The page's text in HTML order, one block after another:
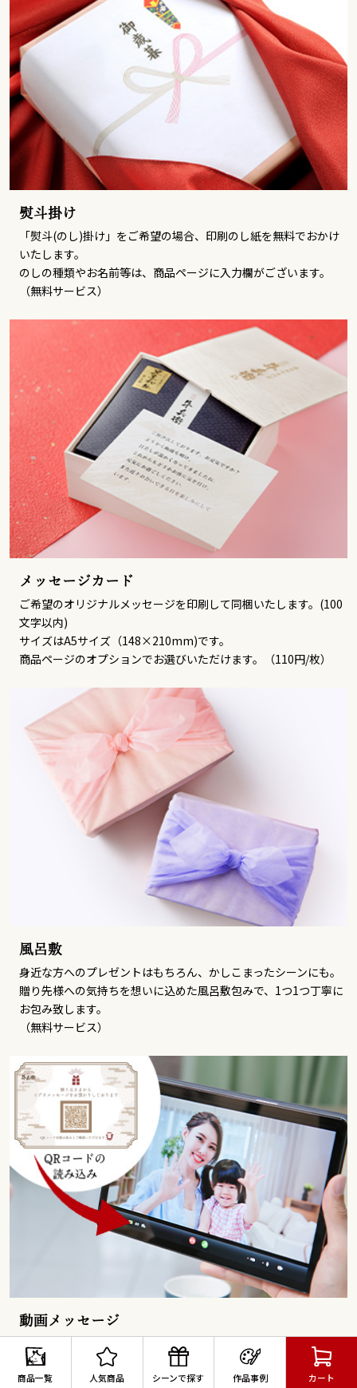
商品一覧 人気商品 シーンで探す 作品事例 カート
熨斗掛け
「熨斗(のし)掛け」をご希望の場合、印刷のし紙を無料でおかけ
いたします。
のしの種類やお名前等は、商品ページに入力欄がございます。
（無料サービス）
メッセージカード
ご希望のオリジナルメッセージを印刷して同梱いたします。(100
文字以内)
サイズはA5サイズ（148×210mm)です。
商品ページのオプションでお選びいただけます。（110円/枚）
風呂敷
身近な方へのプレゼントはもちろん、かしこまったシーンにも。
贈り先様への気持ちを想いに込めた風呂敷包みで、1つ1つ丁寧に
お包み致します。
（無料サービス）
動画メッセージ
期間限定無料！
動画で想いを届けるメッセージサービス！
撮影した動画メッセージを指定のアップロード先にアップするだ